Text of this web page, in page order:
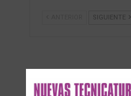
SIGUIENTE